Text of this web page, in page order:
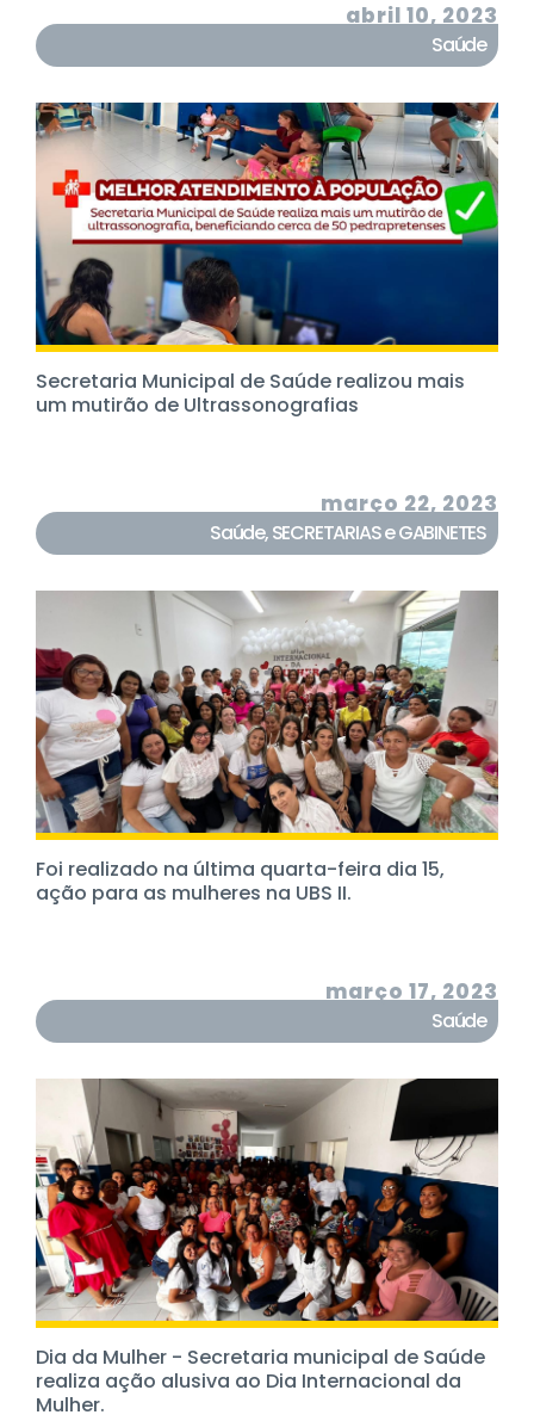
Saúde
abril 10, 2023
Secretaria Municipal de Saúde realizou mais
um mutirão de Ultrassonografias
Saúde,SECRETARIAS e GABINETES
março 22, 2023
Foi realizado na última quarta-feira dia 15,
ação para as mulheres na UBS II.
Saúde
março 17, 2023
Dia da Mulher - Secretaria municipal de Saúde
realiza ação alusiva ao Dia Internacional da
Mulher.